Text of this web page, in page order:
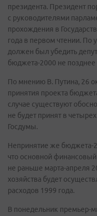
президента. Президент
с руководителями
прохождения в
года в первом чтении. По
должен был убедить
бюджета-2000 не позднее
По мнению В. Путина, 26
принятия проекта
случае существуют
не будет принят в
Госдумы.
Непринятие же бюджета-
что основной финансовый
не раньше марта-апреля
хозяйства будет
расходов 1999 года.
В понедельник премьер-